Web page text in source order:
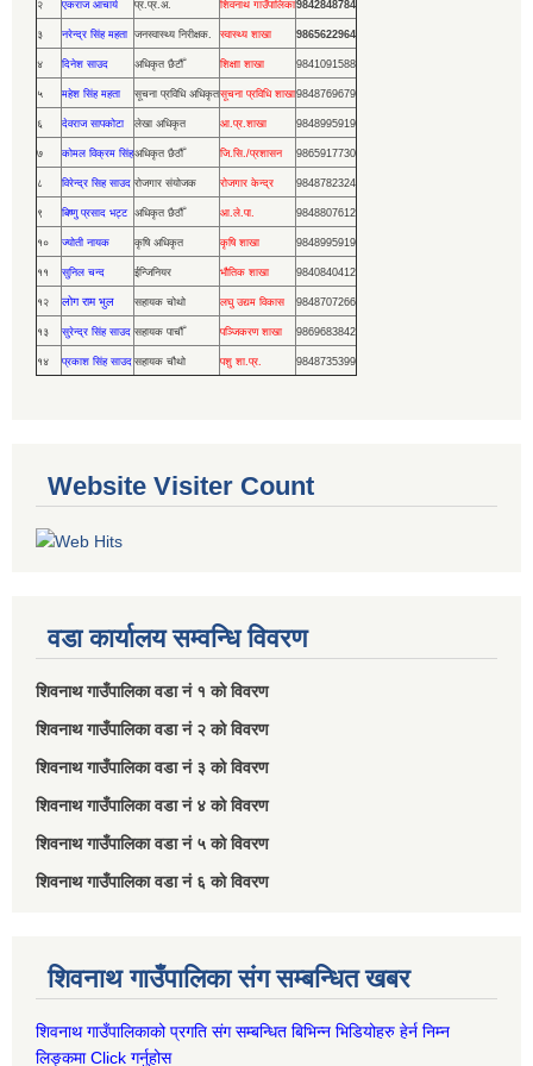
२ एकराज आचार्य प्र.प्र.अ. शिवनाथ गाउँपालिका9842848784
३ नरेन्द्र सिंह महता जनस्वास्थ्य निरीक्षक. स्वास्थ्य शाखा 9865622964
४ दिनेश साउद अधिकृत छैटौँ शिक्षाा शाखा 9841091588
५ महेश सिंह महता सूचना प्रविधि अधिकृतसूचना प्रविधि शाखा9848769679
६ देवराज सापकोटा लेखा अधिकृत आ.प्र.शाखा 9848995919
७ कोमल विक्रम सिंहअधिकृत छैठौँ जि.सि./प्रशासन 9865917730
८ विरेन्द्र सिह साउद रोजगार संयोजक रोजगार केन्द्र 9848782324
९ बिष्णु प्रसाद भट्ट अधिकृत छैठौँ आ.ले.पा. 9848807612
१० ज्योती नायक कृषि अधिकृत कृषि शाखा 9848995919
११ सुनिल चन्द ईन्जिनियर भौतिक शाखा 9840840412
१२ लोग राम भुल सहायक चोथो लघु उद्यम विकास 9848707266
१३ सुरेन्द्र सिंह साउद सहायक पाचौँ पञ्जिकरण शाखा 9869683842
१४ प्रकाश सिंह साउद सहायक चौथो पशु शा.प्र. 9848735399
Website Visiter Count
वडा कार्यालय सम्वन्धि विवरण
शिवनाथ गाउँपालिका वडा नं‌ १ को विवरण
शिवनाथ गाउँपालिका वडा नं‌ २ को विवरण
शिवनाथ गाउँपालिका वडा नं‌ ३ को विवरण
शिवनाथ गाउँपालिका वडा नं‌ ४ को विवरण
शिवनाथ गाउँपालिका वडा नं‌ ५ को विवरण
शिवनाथ गाउँपालिका वडा नं‌ ६ को विवरण
शिवनाथ गाउँपालिका संग सम्बन्धित खबर
शिवनाथ गाउँपालिकाको प्रगति संग सम्बन्धित बिभिन्‍न भिडियोहरु हेर्न निम्‍न
लिङ्कमा Click गर्नुहोस